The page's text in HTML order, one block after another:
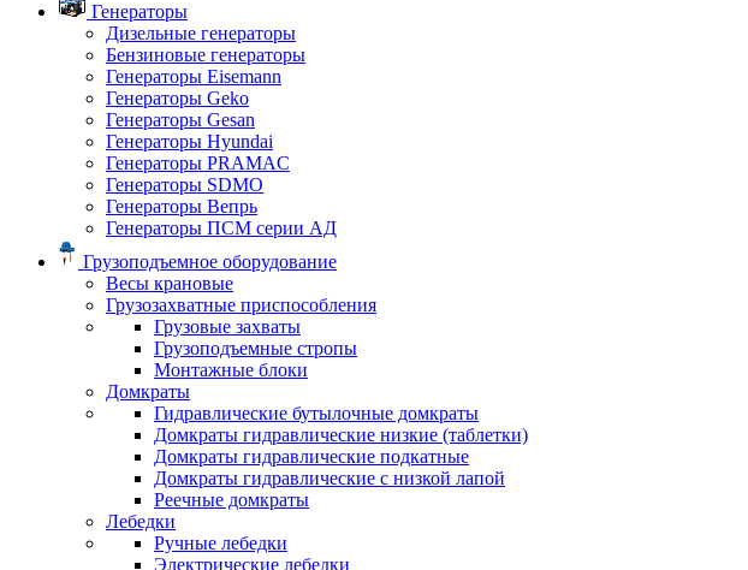
Генераторы
Дизельные генераторы
Бензиновые генераторы
Генераторы Eisemann
Генераторы Geko
Генераторы Gesan
Генераторы Hyundai
Генераторы PRAMAC
Генераторы SDMO
Генераторы Вепрь
Генераторы ПСМ серии АД
Грузоподъемное оборудование
Весы крановые
Грузозахватные приспособления
Грузовые захваты
Грузоподъемные стропы
Монтажные блоки
Домкраты
Гидравлические бутылочные домкраты
Домкраты гидравлические низкие (таблетки)
Домкраты гидравлические подкатные
Домкраты гидравлические с низкой лапой
Реечные домкраты
Лебедки
Ручные лебедки
Электрические лебедки